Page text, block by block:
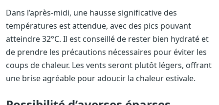
Dans l’après-midi, une hausse significative des
températures est attendue, avec des pics pouvant
atteindre 32°C. Il est conseillé de rester bien hydraté et
de prendre les précautions nécessaires pour éviter les
coups de chaleur. Les vents seront plutôt légers, offrant
une brise agréable pour adoucir la chaleur estivale.